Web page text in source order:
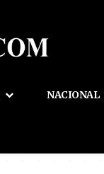
NACIONAL